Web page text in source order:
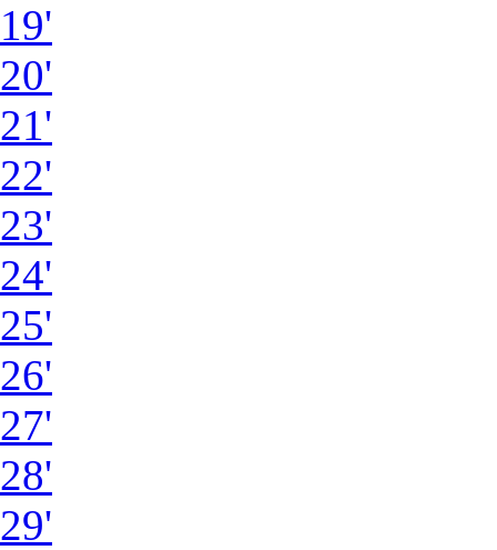
19'
20'
21'
22'
23'
24'
25'
26'
27'
28'
29'